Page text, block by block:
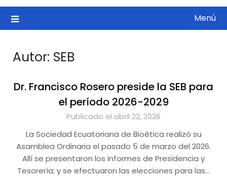
Menú
Autor: SEB
Dr. Francisco Rosero preside la SEB para
el período 2026-2029
Publicado el abril 22, 2026
La Sociedad Ecuatoriana de Bioética realizó su
Asamblea Ordinaria el pasado 5 de marzo del 2026.
Allí se presentaron los informes de Presidencia y
Tesorería; y se efectuaron las elecciones para las…